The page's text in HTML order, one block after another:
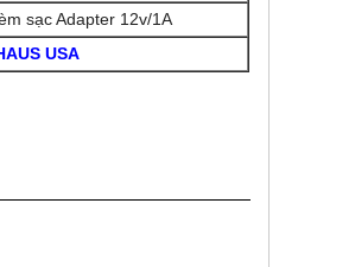
sạc Adapter 12v/1A
USA